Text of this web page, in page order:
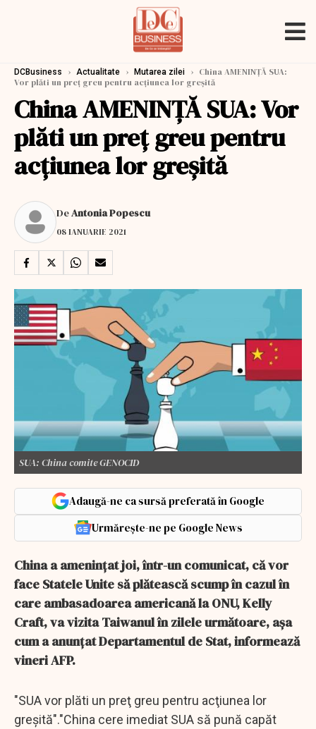
DCBusiness › Actualitate › Mutarea zilei › China AMENINȚĂ SUA:
Vor plăti un preţ greu pentru acţiunea lor greşită
China AMENINȚĂ SUA: Vor
plăti un preţ greu pentru
acţiunea lor greşită
DeAntonia Popescu
08 IANUARIE 2021
SUA: China comite GENOCID
Adaugă-ne ca sursă preferată în Google
Urmărește-ne pe Google News
China a ameninţat joi, într-un comunicat, că vor
face Statele Unite să plătească scump în cazul în
care ambasadoarea americană la ONU, Kelly
Craft, va vizita Taiwanul în zilele următoare, aşa
cum a anunţat Departamentul de Stat, informează
vineri AFP.
"SUA vor plăti un preţ greu pentru acţiunea lor
greşită"."China cere imediat SUA să pună capăt